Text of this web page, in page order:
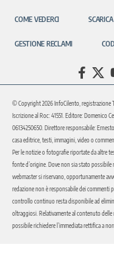
COME VEDERCI
GESTIONE RECLAMI
© Copyright 2026 InfoCilento, registrazione
Iscrizione al Roc: 41551. Editore: Domenico
06134250650. Direttore responsabile:
casa editrice, testi, immagini, video o
Per le notizie o fotografie riportate da altre
fonte d’origine. Dove non sia stato
webmaster si riservano, opportunamente
redazione non è responsabile dei commenti
controllo continuo resta disponibile ad
oltraggiosi. Relativamente al contenuto
possibile richiedere l’immediata rettifica a